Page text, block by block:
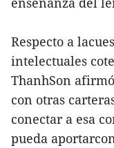
Respecto a
intelectuales
ThanhSon
con otras
conectar a esa
pueda